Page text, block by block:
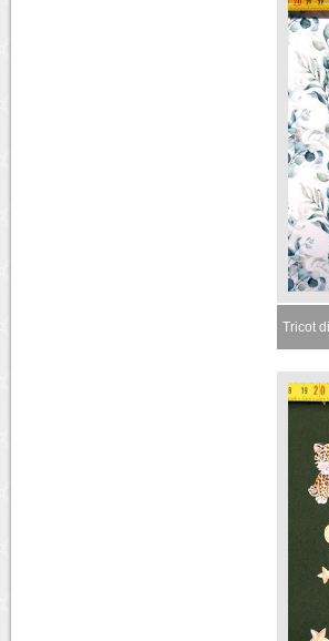
Tricot